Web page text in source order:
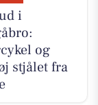
i
og
stjålet fra